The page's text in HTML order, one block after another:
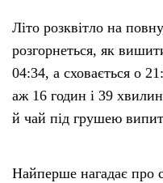
Літо розквітло на
розгорнеться, як
04:34, а сховається о
аж 16 годин і 39
й чай під грушею
Найперше нагадає про